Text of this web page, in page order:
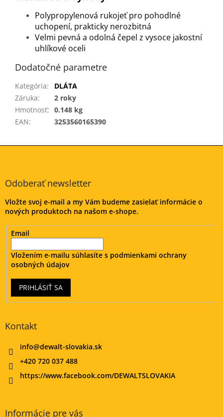
Polypropylenová rukojeť pro pohodlné
uchopení, prakticky nerozbitná
Velmi pevná a odolná čepel z vysoce jakostní
uhlíkové oceli
Dodatočné parametre
Kategória:
DLÁTA
Záruka:
2 roky
Hmotnosť: 0.148 kg
EAN: 3253560165390
Z
Odoberať newsletter
Vložte svoj e-mail a my Vám budeme zasielať informácie o
nových produktoch na našom e-shope.
Email
Vložením e-mailu súhlasíte s podmienkami ochrany
osobných údajov
PRIHLÁSIŤ SA
Kontakt
info@dewalt-slovakia.sk
+420 720 037 488
https://www.facebook.com/DEWALTSLOVAKIA
Informácie pre vás